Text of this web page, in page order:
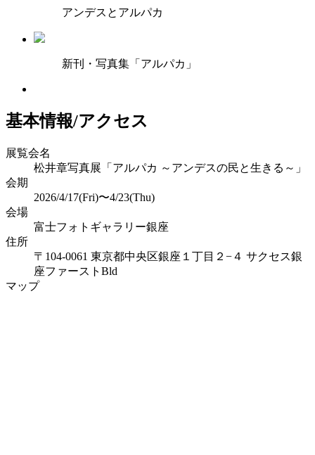
アンデスとアルパカ
新刊・写真集「アルパカ」
基本情報/アクセス
展覧会名
松井章写真展「アルパカ ～アンデスの民と生きる～」
会期
2026/4/17(Fri)〜4/23(Thu)
会場
富士フォトギャラリー銀座
住所
〒104-0061 東京都中央区銀座１丁目２−４ サクセス銀
座ファーストBld
マップ